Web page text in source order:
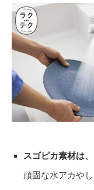
スゴピカ素材は
頑固な水アカや